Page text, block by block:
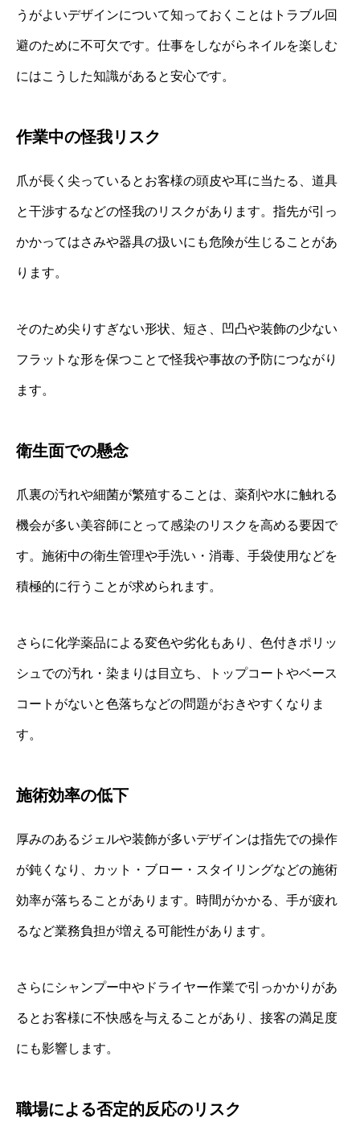
うがよいデザインについて知っておくことはトラブル回
避のために不可欠です。仕事をしながらネイルを楽しむ
にはこうした知識があると安心です。
作業中の怪我リスク
爪が長く尖っているとお客様の頭皮や耳に当たる、道具
と干渉するなどの怪我のリスクがあります。指先が引っ
かかってはさみや器具の扱いにも危険が生じることがあ
ります。
そのため尖りすぎない形状、短さ、凹凸や装飾の少ない
フラットな形を保つことで怪我や事故の予防につながり
ます。
衛生面での懸念
爪裏の汚れや細菌が繁殖することは、薬剤や水に触れる
機会が多い美容師にとって感染のリスクを高める要因で
す。施術中の衛生管理や手洗い・消毒、手袋使用などを
積極的に行うことが求められます。
さらに化学薬品による変色や劣化もあり、色付きポリッ
シュでの汚れ・染まりは目立ち、トップコートやベース
コートがないと色落ちなどの問題がおきやすくなりま
す。
施術効率の低下
厚みのあるジェルや装飾が多いデザインは指先での操作
が鈍くなり、カット・ブロー・スタイリングなどの施術
効率が落ちることがあります。時間がかかる、手が疲れ
るなど業務負担が増える可能性があります。
さらにシャンプー中やドライヤー作業で引っかかりがあ
るとお客様に不快感を与えることがあり、接客の満足度
にも影響します。
職場による否定的反応のリスク